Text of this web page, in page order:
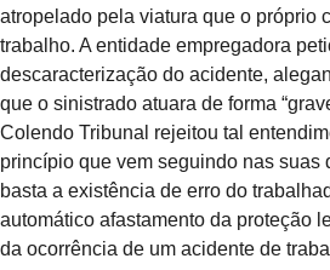
atropelado pela viatura que o próprio
trabalho. A entidade empregadora
descaracterização do acidente,
que o sinistrado atuara de forma
Colendo Tribunal rejeitou tal
princípio que vem seguindo nas suas
basta a existência de erro do
automático afastamento da proteção
da ocorrência de um acidente de